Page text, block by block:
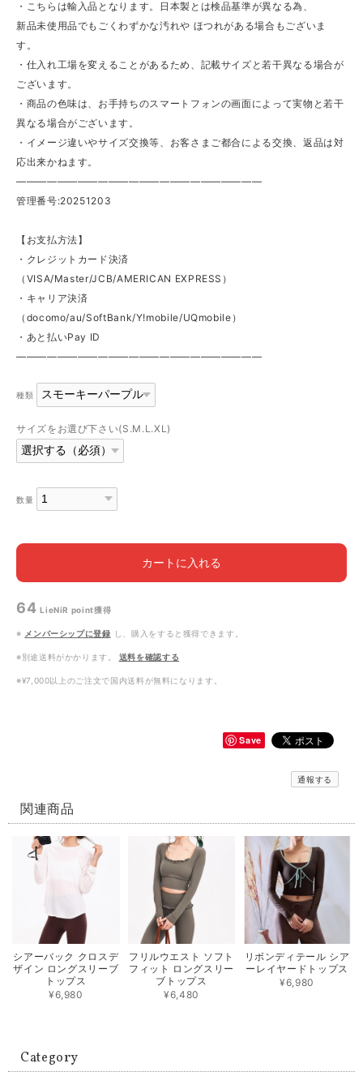
・こちらは輸入品となります。日本製とは検品基準が異なる為、
新品未使用品でもごくわずかな汚れや ほつれがある場合もございま
す。
・仕入れ工場を変えることがあるため、記載サイズと若干異なる場合が
ございます。
・商品の色味は、お手持ちのスマートフォンの画面によって実物と若干
異なる場合がございます。
・イメージ違いやサイズ交換等、お客さまご都合による交換、返品は対
応出来かねます。
————————————————————————
管理番号:20251203
【お支払方法】
・クレジットカード決済
（VISA/Master/JCB/AMERICAN EXPRESS）
・キャリア決済
（docomo/au/SoftBank/Y!mobile/UQmobile）
・あと払いPay ID
————————————————————————
種類
サイズをお選び下さい(S.M.L.XL)
数量
カートに入れる
64 LieNiR point獲得
※ メンバーシップに登録 し、購入をすると獲得できます。
※別途送料がかかります。 送料を確認する
※¥7,000以上のご注文で国内送料が無料になります。
Save
通報する
関連商品
シアーバック クロスデ
ザイン ロングスリーブ
トップス
¥6,980
フリルウエスト ソフト
フィット ロングスリー
ブトップス
¥6,480
リボンディテール シア
ーレイヤードトップス
¥6,980
Category